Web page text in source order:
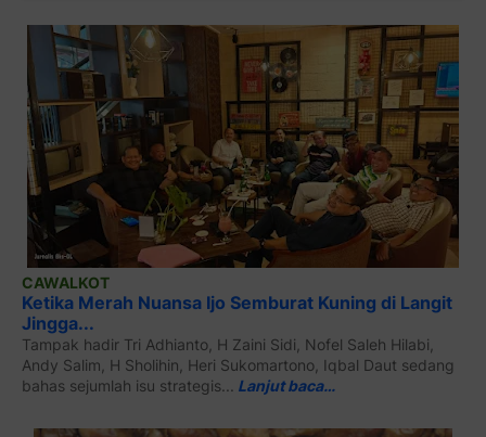
CAWALKOT
Ketika Merah Nuansa Ijo Semburat Kuning di Langit
Jingga...
Tampak hadir Tri Adhianto, H Zaini Sidi, Nofel Saleh Hilabi,
Andy Salim, H Sholihin, Heri Sukomartono, Iqbal Daut sedang
bahas sejumlah isu strategis...
Lanjut baca…